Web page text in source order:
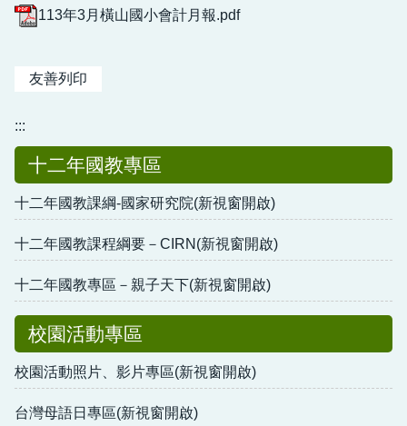
113年3月橫山國小會計月報.pdf
友善列印
:::
十二年國教專區
十二年國教課綱-國家研究院(新視窗開啟)
十二年國教課程綱要－CIRN(新視窗開啟)
十二年國教專區－親子天下(新視窗開啟)
校園活動專區
校園活動照片、影片專區(新視窗開啟)
台灣母語日專區(新視窗開啟)